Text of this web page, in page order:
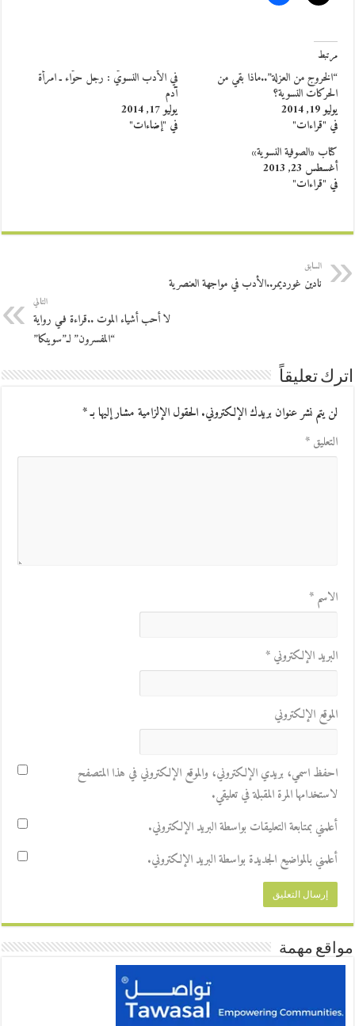
مرتبط
“الخروج من العزلة”..ماذا بقي من
الحركات النسوية؟
يوليو 19, 2014
في "قراءات"
في الأدب النسويّ : رجل حوّاء ـ امرأة
آدم
يوليو 17, 2014
في "إضاءات"
كتاب «الصوفية النسوية»
أغسطس 23, 2013
في "قراءات"
السابق
نادين غورديمر..الأدب في مواجهة العنصرية
التالي
لا أحب أشياء الموت ..قراءة فـي رواية
“المفسرون” لـ”سوينكا”
اترك تعليقاً
لن يتم نشر عنوان بريدك الإلكتروني.الحقول الإلزامية مشار إليها بـ*
التعليق*
الاسم*
البريد الإلكتروني*
الموقع الإلكتروني
احفظ اسمي، بريدي الإلكتروني، والموقع الإلكتروني في هذا المتصفح
لاستخدامها المرة المقبلة في تعليقي.
أعلمني بمتابعة التعليقات بواسطة البريد الإلكتروني.
أعلمني بالمواضيع الجديدة بواسطة البريد الإلكتروني.
مواقع مهمة